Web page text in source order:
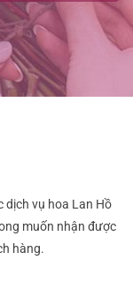
dịch vụ hoa Lan Hồ
muốn nhận được
hàng.